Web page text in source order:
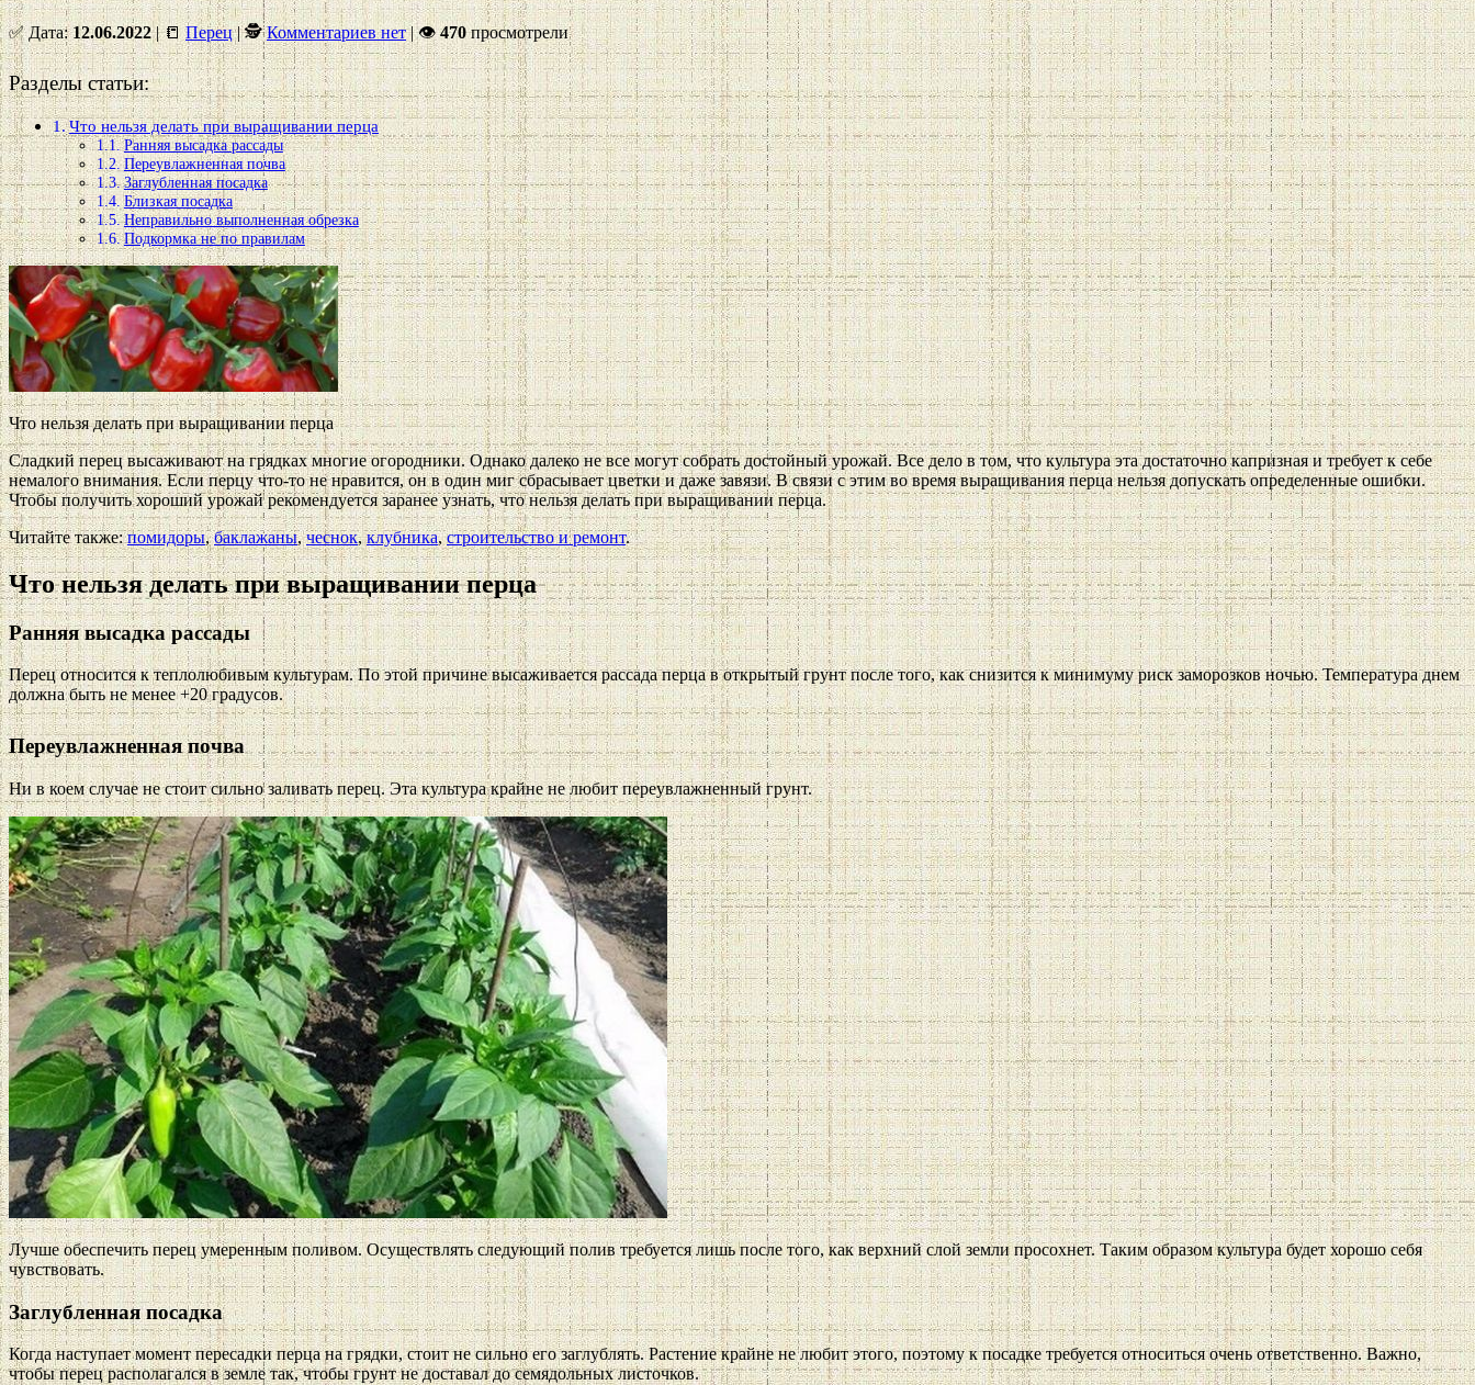
✅ Дата:12.06.2022| 📒Перец| 🕵Комментариев нет|👁470просмотрели
Разделы статьи:
Что нельзя делать при выращивании перца
Ранняя высадка рассады
Переувлажненная почва
Заглубленная посадка
Близкая посадка
Неправильно выполненная обрезка
Подкормка не по правилам
Что нельзя делать при выращивании перца
Сладкий перец высаживают на грядках многие огородники. Однако далеко не все могут собрать достойный урожай. Все дело в том, что культура эта достаточно капризная и требует к себе
немалого внимания. Если перцу что-то не нравится, он в один миг сбрасывает цветки и даже завязи. В связи с этим во время выращивания перца нельзя допускать определенные ошибки.
Чтобы получить хороший урожай рекомендуется заранее узнать, что нельзя делать при выращивании перца.
Читайте также:помидоры,баклажаны,чеснок,клубника,строительство и ремонт.
Что нельзя делать при выращивании перца
Ранняя высадка рассады
Перец относится к теплолюбивым культурам. По этой причине высаживается рассада перца в открытый грунт после того, как снизится к минимуму риск заморозков ночью. Температура днем
должна быть не менее +20 градусов.
Переувлажненная почва
Ни в коем случае не стоит сильно заливать перец. Эта культура крайне не любит переувлажненный грунт.
Лучше обеспечить перец умеренным поливом. Осуществлять следующий полив требуется лишь после того, как верхний слой земли просохнет. Таким образом культура будет хорошо себя
чувствовать.
Заглубленная посадка
Когда наступает момент пересадки перца на грядки, стоит не сильно его заглублять. Растение крайне не любит этого, поэтому к посадке требуется относиться очень ответственно. Важно,
чтобы перец располагался в земле так, чтобы грунт не доставал до семядольных листочков.